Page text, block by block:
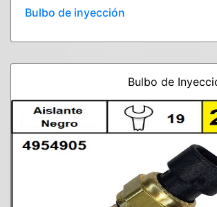
Bulbo de inyección
Bulbo de